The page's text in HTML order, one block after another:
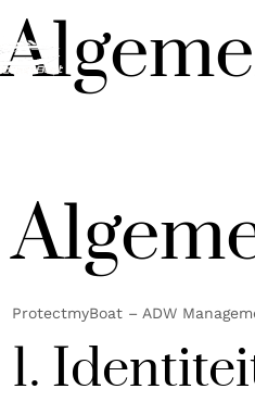
ProtectmyBoat – ADW
1.